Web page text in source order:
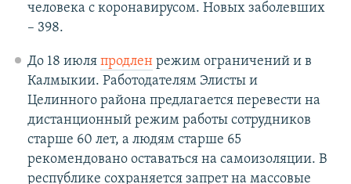
человека с коронавирусом. Новых заболевших
– 398.
До 18 июля продленрежим ограничений и в
Калмыкии. Работодателям Элисты и
Целинного района предлагается перевести на
дистанционный режим работы сотрудников
старше 60 лет, а людям старше 65
рекомендовано оставаться на самоизоляции. В
республике сохраняется запрет на массовые